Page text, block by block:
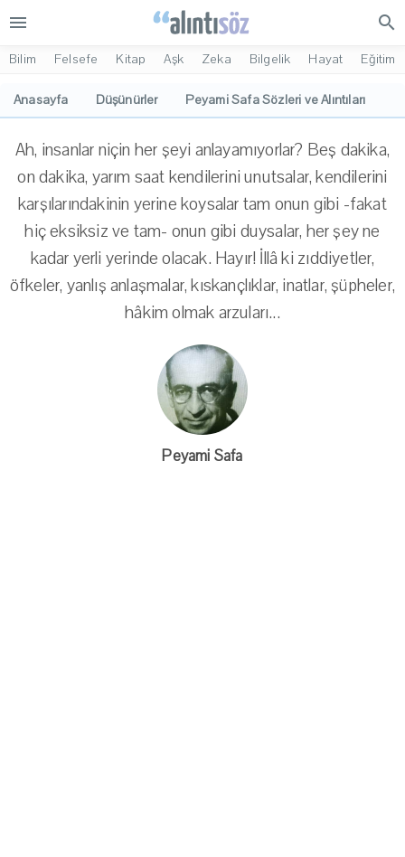
menu search
Bilim Felsefe Kitap Aşk Zeka Bilgelik Hayat Eğitim
Anasayfa Düşünürler Peyami Safa Sözleri ve Alıntıları
Ah, insanlar niçin her şeyi anlayamıyorlar? Beş dakika,
on dakika, yarım saat kendilerini unutsalar, kendilerini
karşılarındakinin yerine koysalar tam onun gibi -fakat
hiç eksiksiz ve tam- onun gibi duysalar, her şey ne
kadar yerli yerinde olacak. Hayır! İllâ ki zıddiyetler,
öfkeler, yanlış anlaşmalar, kıskançlıklar, inatlar, şüpheler,
hâkim olmak arzuları...
Peyami Safa